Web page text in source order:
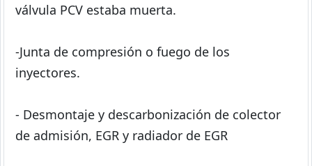
válvula PCV estaba muerta.
-Junta de compresión o fuego de los
inyectores.
- Desmontaje y descarbonización de colector
de admisión, EGR y radiador de EGR